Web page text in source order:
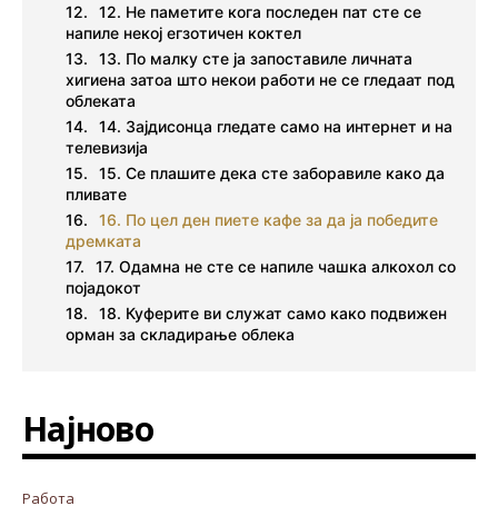
12. Не паметите кога последен пат сте се
напиле некој егзотичен коктел
13. По малку сте ја запоставиле личната
хигиена затоа што некои работи не се гледаат под
облеката
14. Зајдисонца гледате само на интернет и на
телевизија
15. Се плашите дека сте заборавиле како да
пливате
16. По цел ден пиете кафе за да ја победите
дремката
17. Одамна не сте се напиле чашка алкохол со
појадокот
18. Куферите ви служат само како подвижен
орман за складирање облека
Најново
Работа